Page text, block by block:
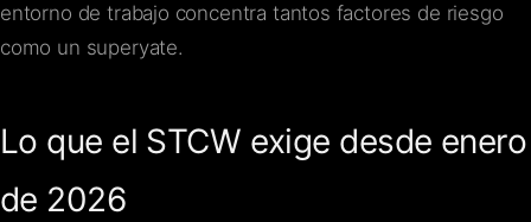
entorno de trabajo concentra tantos factores de riesgo
como un superyate.
Lo que el STCW exige desde enero
de 2026